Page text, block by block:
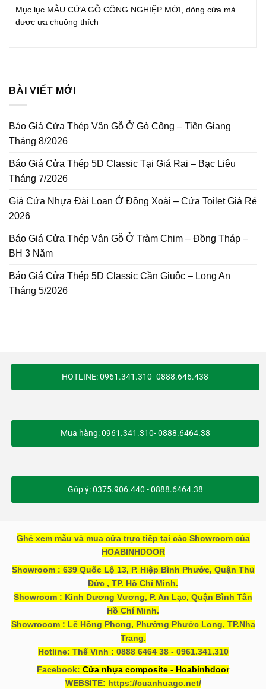
Mục lục MẪU CỬA GỖ CÔNG NGHIỆP MỚI, dòng cửa mà
được ưa chuộng thích
BÀI VIẾT MỚI
Báo Giá Cửa Thép Vân Gỗ Ở Gò Công – Tiền Giang
Tháng 8/2026
Báo Giá Cửa Thép 5D Classic Tại Giá Rai – Bạc Liêu
Tháng 7/2026
Giá Cửa Nhựa Đài Loan Ở Đồng Xoài – Cửa Toilet Giá Rẻ
2026
Báo Giá Cửa Thép Vân Gỗ Ở Tràm Chim – Đồng Tháp –
BH 3 Năm
Báo Giá Cửa Thép 5D Classic Cần Giuộc – Long An
Tháng 5/2026
HOTLINE: 0961.341.310- 0888.646.438
Mua hàng: 0961.341.310- 0888.6464.38
Góp ý: 0375.906.440 - 0888.6464.38
Ghé xem mẫu và mua cửa trực tiếp tại các Showroom của
HOABINHDOOR
Showroom : 639 Quốc Lộ 13, P. Hiệp Bình Phước, Quận Thủ
Đức , TP. Hồ Chí Minh.
Showroom : Kinh Dương Vương, P. An Lạc, Quận Bình Tân
Hồ Chí Minh.
Showrooom : Lê Hồng Phong, Phường Phước Long, TP.Nha
Trang.
Hotline: Thế Vinh : 0888 6464 38 - 0961.341.310
Facebook: Cửa nhựa composite - Hoabinhdoor
WEBSITE: https://cuanhuago.net/